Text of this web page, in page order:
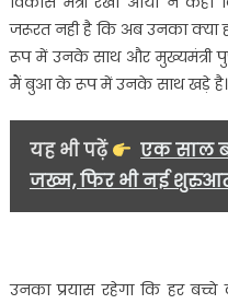
जरूरत नही है कि अब उनका क्या
रूप में उनके साथ और मुख्यमंत्री
मैं बुआ के रूप में उनके साथ खड़े है।
यह भी पढ़ें
एक साल
जख्म, फिर भी नई
उनका प्रयास रहेगा कि हर